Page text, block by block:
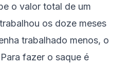
o valor total de um
os doze meses
trabalhado menos, o
fazer o saque é